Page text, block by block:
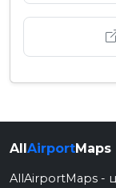
AllAirportMaps
AllAirportMaps -